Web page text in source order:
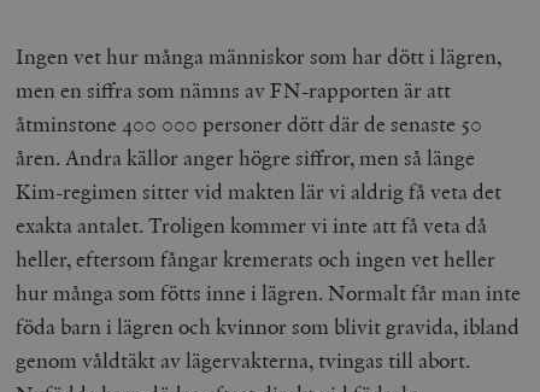
Ingen vet hur många människor som har dött i lägren,
men en siffra som nämns av FN-rapporten är att
åtminstone 400 000 personer dött där de senaste 50
åren. Andra källor anger högre siffror, men så länge
Kim-regimen sitter vid makten lär vi aldrig få veta det
exakta antalet. Troligen kommer vi inte att få veta då
heller, eftersom fångar kremerats och ingen vet heller
hur många som fötts inne i lägren. Normalt får man inte
föda barn i lägren och kvinnor som blivit gravida, ibland
genom våldtäkt av lägervakterna, tvingas till abort.